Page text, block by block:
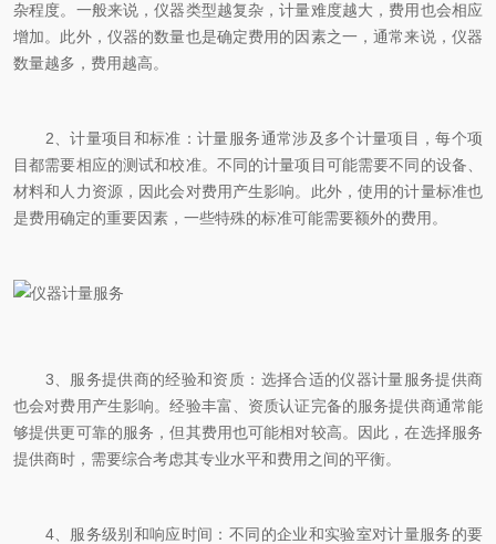
杂程度。一般来说，仪器类型越复杂，计量难度越大，费用也会相应
增加。此外，仪器的数量也是确定费用的因素之一，通常来说，仪器
数量越多，费用越高。
2、计量项目和标准：计量服务通常涉及多个计量项目，每个项
目都需要相应的测试和校准。不同的计量项目可能需要不同的设备、
材料和人力资源，因此会对费用产生影响。此外，使用的计量标准也
是费用确定的重要因素，一些特殊的标准可能需要额外的费用。
3、服务提供商的经验和资质：选择合适的仪器计量服务提供商
也会对费用产生影响。经验丰富、资质认证完备的服务提供商通常能
够提供更可靠的服务，但其费用也可能相对较高。因此，在选择服务
提供商时，需要综合考虑其专业水平和费用之间的平衡。
4、服务级别和响应时间：不同的企业和实验室对计量服务的要